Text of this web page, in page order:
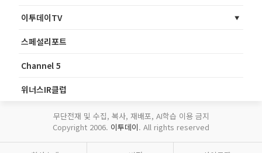
이투데이TV
스페셜리포트
Channel 5
위너스IR클럽
무단전재 및 수집, 복사, 재배포, AI학습 이용 금지
Copyright 2006. 이투데이. All rights reserved